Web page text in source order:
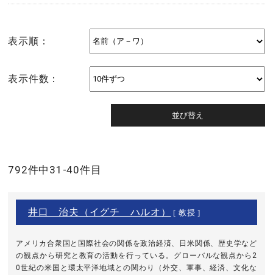
表示順：
表示件数：
792件中31-40件目
井口 治夫（イグチ ハルオ） [ 教授 ]
アメリカ合衆国と国際社会の関係を政治経済、日米関係、歴史学など
の観点から研究と教育の活動を行っている。グローバルな観点から2
0世紀の米国と環太平洋地域との関わり（外交、軍事、経済、文化な